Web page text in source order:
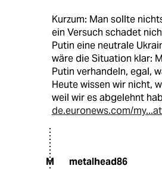
Kurzum: Man sollte
ein Versuch schadet
Putin eine neutrale
wäre die Situation klar:
Putin verhandeln, egal,
Heute wissen wir nicht,
weil wir es abgelehnt
de.euronews.com/
M metalhead86